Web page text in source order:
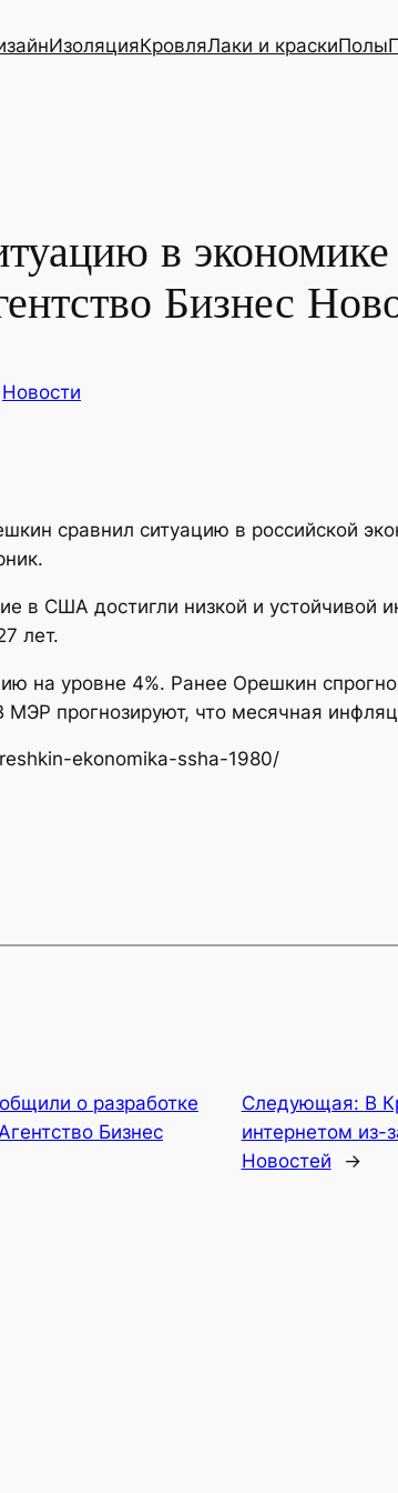
ИзоляцияКровляЛаки и краскиПолы
в
Бизнес
Новости
сравнил ситуацию в российской
в США достигли низкой и устойчивой
лет.
на уровне 4%. Ранее Орешкин
прогнозируют, что месячная
ekonomika-ssha-1980/
о разработке
Бизнес
Следующая: В
интернетом из-
Новостей
→